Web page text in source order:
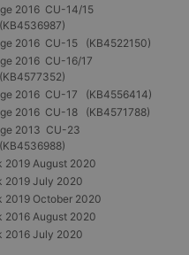
2016 CU-14/15
2016 CU-15 (KB4522150)
2016 CU-16/17
2016 CU-17 (KB4556414)
2016 CU-18 (KB4571788)
2013 CU-23
2019 August 2020
2019 July 2020
2019 October 2020
2016 August 2020
2016 July 2020